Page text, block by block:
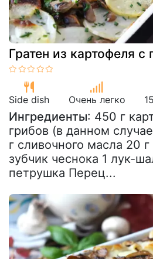
Гратен из картофеля с
Side dish Очень легко
Ингредиенты: 450 г
грибов (в данном
г сливочного масла 20
зубчик чеснока 1 лук-
петрушка Перец...